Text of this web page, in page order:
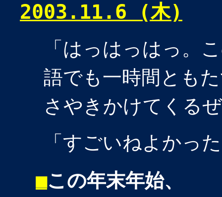
2003.11.6 (木)
「はっはっはっ。
語でも一時間と
さやきかけてくる
「すごいねよかっ
■この年末年始、